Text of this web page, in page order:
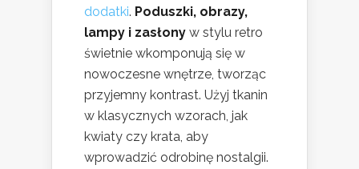
dodatki. Poduszki, obrazy,
lampy i zasłony w stylu retro
świetnie wkomponują się w
nowoczesne wnętrze, tworząc
przyjemny kontrast. Użyj tkanin
w klasycznych wzorach, jak
kwiaty czy krata, aby
wprowadzić odrobinę nostalgii.